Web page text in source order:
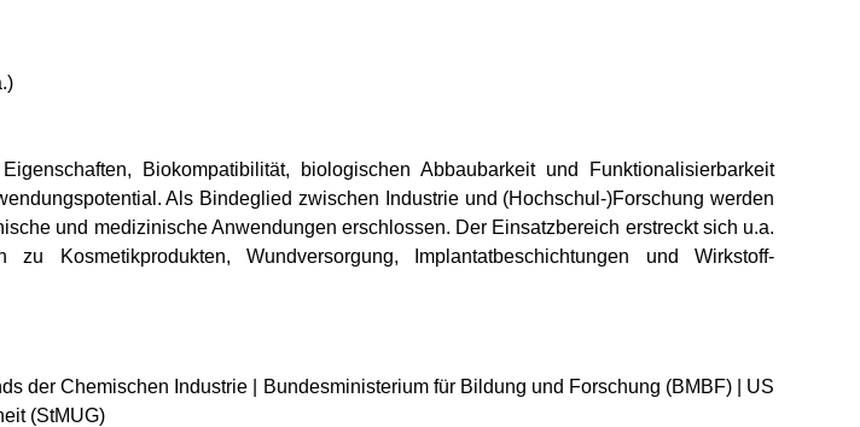
Biokompatibilität, biologischen Abbaubarkeit und Funktionalisierbarkeit
Als Bindeglied zwischen Industrie und (Hochschul-)Forschung werden
und medizinische Anwendungen erschlossen. Der Einsatzbereich erstreckt sich u.a.
Kosmetikprodukten, Wundversorgung, Implantatbeschichtungen und Wirkstoff-
der Chemischen Industrie | Bundesministerium für Bildung und Forschung (BMBF) | US
(StMUG)